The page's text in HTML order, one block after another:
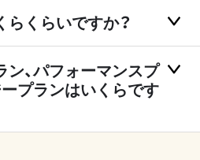
らくらいですか？
、パフォーマンスプ
プランはいくらです